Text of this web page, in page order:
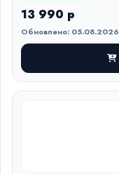
13 990 р
Обновлено: 05.08.2026